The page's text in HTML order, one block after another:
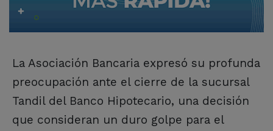
La Asociación Bancaria expresó su profunda
preocupación ante el cierre de la sucursal
Tandil del Banco Hipotecario, una decisión
que consideran un duro golpe para el